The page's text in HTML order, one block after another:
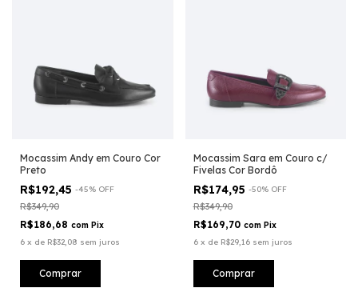
Mocassim Andy em Couro Cor
Preto
R$192,45 -45% OFF
R$349,90
R$186,68 com Pix
6 x de R$32,08 sem juros
Comprar
Mocassim Sara em Couro c/
Fivelas Cor Bordô
R$174,95 -50% OFF
R$349,90
R$169,70 com Pix
6 x de R$29,16 sem juros
Comprar